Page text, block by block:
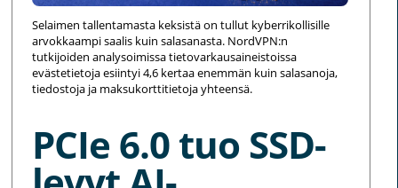
Selaimen tallentamasta keksistä on tullut kyberrikollisille
arvokkaampi saalis kuin salasanasta. NordVPN:n
tutkijoiden analysoimissa tietovarkausaineistoissa
evästetietoja esiintyi 4,6 kertaa enemmän kuin salasanoja,
tiedostoja ja maksukorttitietoja yhteensä.
PCIe 6.0 tuo SSD-